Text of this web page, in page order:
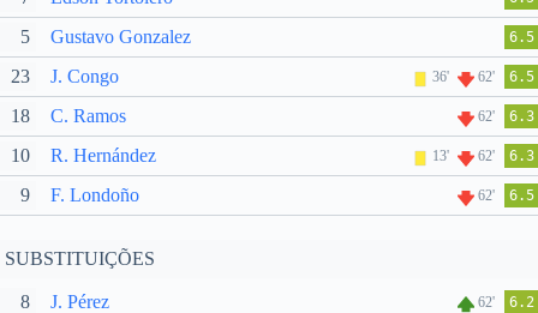
5 Gustavo Gonzalez 6.5
23 J. Congo 36' 62' 6.5
18 C. Ramos 62' 6.3
10 R. Hernández 13' 62' 6.3
9 F. Londoño 62' 6.5
SUBSTITUIÇÕES
8 J. Pérez 62' 6.2